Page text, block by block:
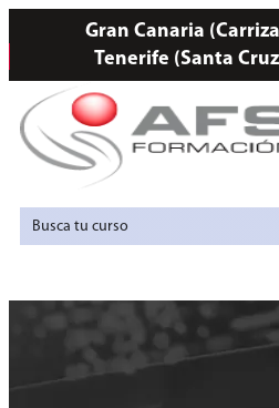
Gran Canaria
Tenerife (Santa